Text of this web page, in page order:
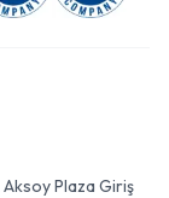
Aksoy Plaza Giriş